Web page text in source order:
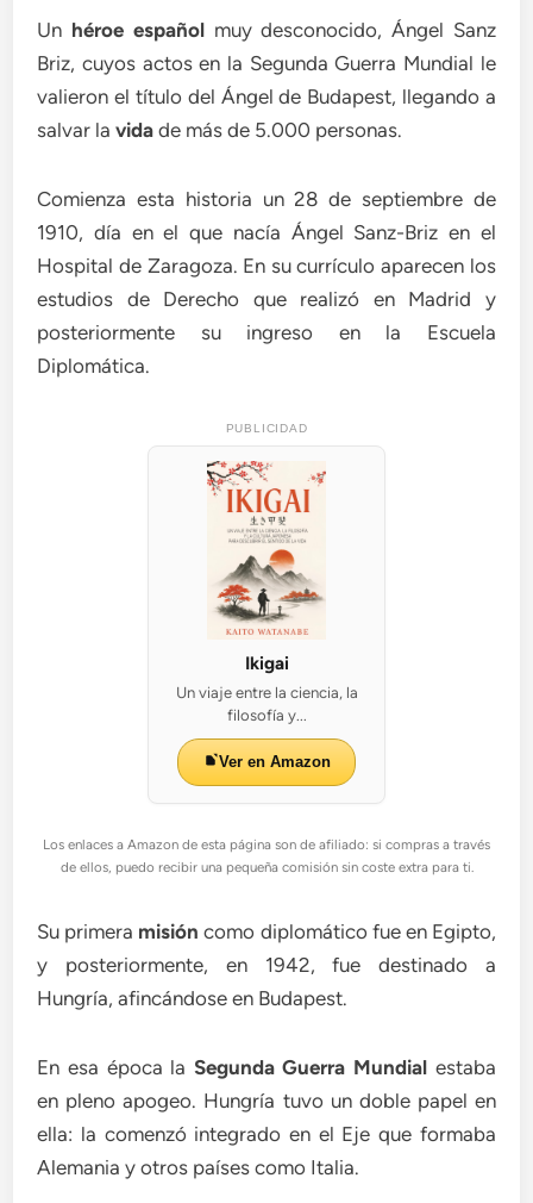
Un héroe españolmuy desconocido, Ángel Sanz
Briz, cuyos actos en la Segunda Guerra Mundial le
valieron el título del Ángel de Budapest, llegando a
salvar lavida de más de 5.000 personas.
Comienza esta historia un 28 de septiembre de
1910, día en el que nacía Ángel Sanz-Briz en el
Hospital de Zaragoza. En su currículo aparecen los
estudios de Derecho que realizó en Madrid y
posteriormente su ingreso en la Escuela
Diplomática.
PUBLICIDAD
Ikigai
Un viaje entre la ciencia, la
filosofía y...
Ver en Amazon
Los enlaces a Amazon de esta página son de afiliado: si compras a través
de ellos, puedo recibir una pequeña comisión sin coste extra para ti.
Su primera misión como diplomático fue en Egipto,
y posteriormente, en 1942, fue destinado a
Hungría, afincándose en Budapest.
En esa época la Segunda Guerra Mundial estaba
en pleno apogeo. Hungría tuvo un doble papel en
ella: la comenzó integrado en el Eje que formaba
Alemania y otros países como Italia.